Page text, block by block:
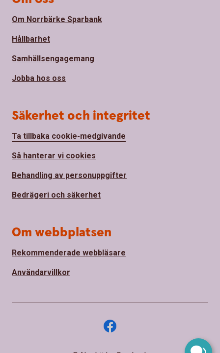
Om Norrbärke Sparbank
Hållbarhet
Samhällsengagemang
Jobba hos oss
Säkerhet och integritet
Ta tillbaka cookie-medgivande
Så hanterar vi cookies
Behandling av personuppgifter
Bedrägeri och säkerhet
Om webbplatsen
Rekommenderade webbläsare
Användarvillkor